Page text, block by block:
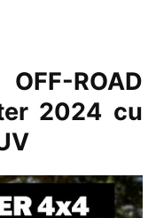
ROAD
2024 cu